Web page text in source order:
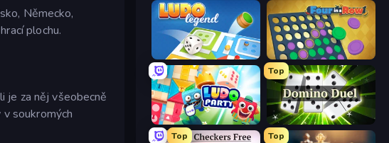
Německo,
plochu.
je za něj všeobecně
soukromých
Ludo Legend Four in a Row
Ludo Party
Top
Domino Duel
Top Top